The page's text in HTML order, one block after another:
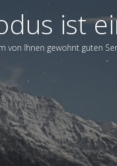
ist
von Ihnen gewohnt guten